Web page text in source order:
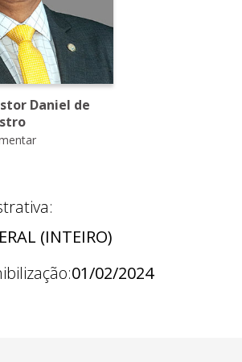
Daniel de
(INTEIRO)
01/02/2024